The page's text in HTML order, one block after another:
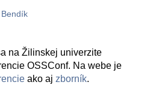
na Žilinskej univerzite
OSSConf. Na webe je
ako aj zborník.